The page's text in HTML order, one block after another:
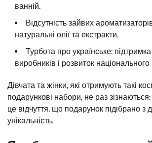
ванній.
Відсутність зайвих
натуральні олії та екстракти.
Турбота про українське:
виробників і розвиток національного
Дівчата та жінки, які отримують такі
подарункові набори, не раз
це відчуття, що подарунок підібрано з
унікальність.